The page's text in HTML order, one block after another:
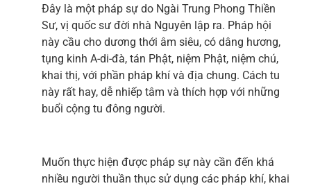
Đây là một pháp sự do Ngài Trung Phong Thiền
Sư, vị quốc sư đời nhà Nguyên lập ra. Pháp hội
này cầu cho dương thới âm siêu, có dâng hương,
tụng kinh A-di-đà, tán Phật, niệm Phật, niệm chú,
khai thị, với phần pháp khí và địa chung. Cách tu
này rất hay, dễ nhiếp tâm và thích hợp với những
buổi cộng tu đông người.
Muốn thực hiện được pháp sự này cần đến khá
nhiều người thuần thục sử dụng các pháp khí, khai